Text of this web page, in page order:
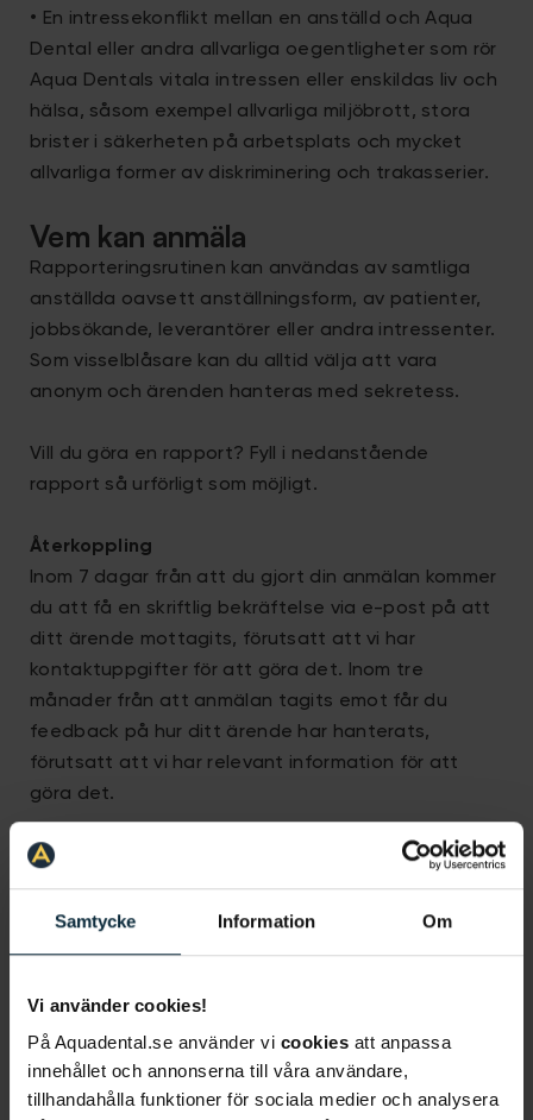
Samtycke Information Om
Vi använder cookies!
På Aquadental.se använder vi cookies att anpassa
innehållet och annonserna till våra användare,
tillhandahålla funktioner för sociala medier och analysera
• En intressekonflikt mellan en anställd och Aqua
Dental eller andra allvarliga oegentligheter som rör
Aqua Dentals vitala intressen eller enskildas liv och
hälsa, såsom exempel allvarliga miljöbrott, stora
brister i säkerheten på arbetsplats och mycket
allvarliga former av diskriminering och trakasserier.
Vem kan anmäla
Rapporteringsrutinen kan användas av samtliga
anställda oavsett anställningsform, av patienter,
jobbsökande, leverantörer eller andra intressenter.
Som visselblåsare kan du alltid välja att vara
anonym och ärenden hanteras med sekretess.
Vill du göra en rapport? Fyll i nedanstående
rapport så urförligt som möjligt.
Återkoppling
Inom 7 dagar från att du gjort din anmälan kommer
du att få en skriftlig bekräftelse via e-post på att
ditt ärende mottagits, förutsatt att vi har
kontaktuppgifter för att göra det. Inom tre
månader från att anmälan tagits emot får du
feedback på hur ditt ärende har hanterats,
förutsatt att vi har relevant information för att
göra det.